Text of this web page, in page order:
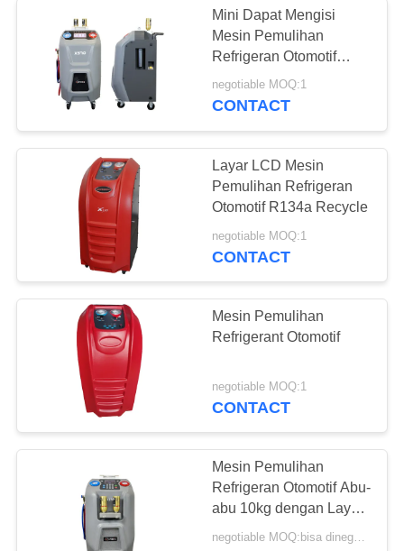
Mini Dapat Mengisi
Mesin Pemulihan
Refrigeran Otomotif
Dengan Layar Sentuh
negotiable MOQ:1
CONTACT
Layar LCD Mesin
Pemulihan Refrigeran
Otomotif R134a Recycle
negotiable MOQ:1
CONTACT
Mesin Pemulihan
Refrigerant Otomotif
negotiable MOQ:1
CONTACT
Mesin Pemulihan
Refrigeran Otomotif Abu-
abu 10kg dengan Layar
Warna LCD 5 "
negotiable MOQ:bisa dinegosiasikan